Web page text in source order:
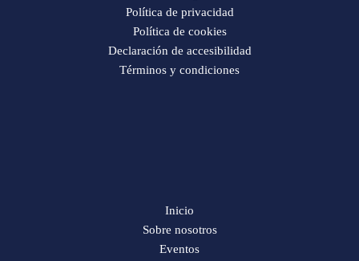
Política de privacidad
Política de cookies
Declaración de accesibilidad
Términos y condiciones
Inicio
Sobre nosotros
Eventos